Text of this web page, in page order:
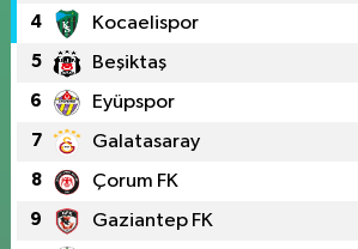
4 Kocaelispor
5 Beşiktaş
6 Eyüpspor
7 Galatasaray
8 Çorum FK
9 Gaziantep FK